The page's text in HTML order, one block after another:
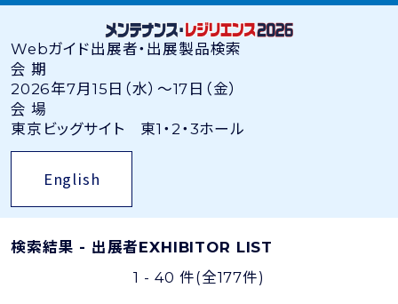
Webガイド出展者・出展製品検索
会 期
2026年7月15日（水）〜17日（金）
会 場
東京ビッグサイト 東1・2・3ホール
English
検索結果 - 出展者EXHIBITOR LIST
1 - 40 件(全177件)